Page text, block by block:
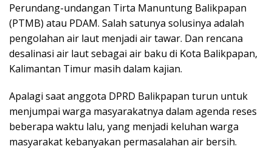
Perundang-undangan Tirta Manuntung Balikpapan
(PTMB) atau PDAM. Salah satunya solusinya adalah
pengolahan air laut menjadi air tawar. Dan rencana
desalinasi air laut sebagai air baku di Kota Balikpapan,
Kalimantan Timur masih dalam kajian.
Apalagi saat anggota DPRD Balikpapan turun untuk
menjumpai warga masyarakatnya dalam agenda reses
beberapa waktu lalu, yang menjadi keluhan warga
masyarakat kebanyakan permasalahan air bersih.